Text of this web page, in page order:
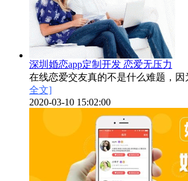
深圳婚恋app定制开发 恋爱无压力
在线恋爱交友真的不是什么难题，
全文]
2020-03-10 15:02:00